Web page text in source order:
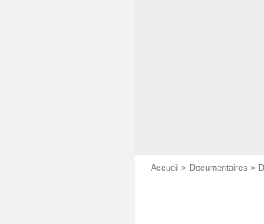
Accueil Documentaires